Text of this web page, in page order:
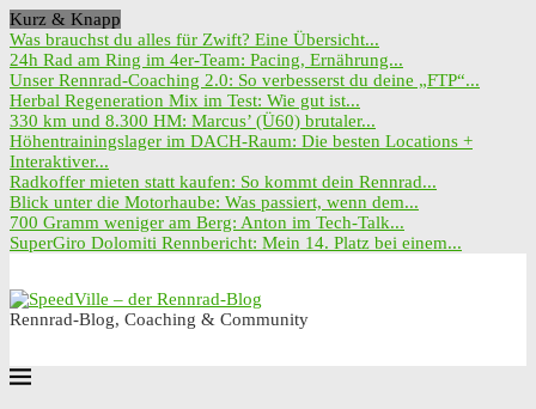
Kurz & Knapp
Was brauchst du alles für Zwift? Eine Übersicht...
24h Rad am Ring im 4er-Team: Pacing, Ernährung...
Unser Rennrad-Coaching 2.0: So verbesserst du deine „FTP“...
Herbal Regeneration Mix im Test: Wie gut ist...
330 km und 8.300 HM: Marcus’ (Ü60) brutaler...
Höhentrainingslager im DACH-Raum: Die besten Locations +
Interaktiver...
Radkoffer mieten statt kaufen: So kommt dein Rennrad...
Blick unter die Motorhaube: Was passiert, wenn dem...
700 Gramm weniger am Berg: Anton im Tech-Talk...
SuperGiro Dolomiti Rennbericht: Mein 14. Platz bei einem...
Rennrad-Blog, Coaching & Community